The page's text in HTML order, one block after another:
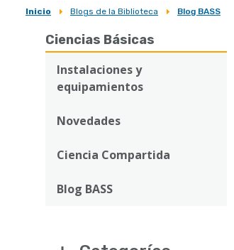
Sobrescribir
enlaces
ayuda
Inicio Blogs de la Biblioteca Blog BASS
Ciencias Básicas
Instalaciones y
equipamientos
Novedades
Ciencia Compartida
Blog BASS